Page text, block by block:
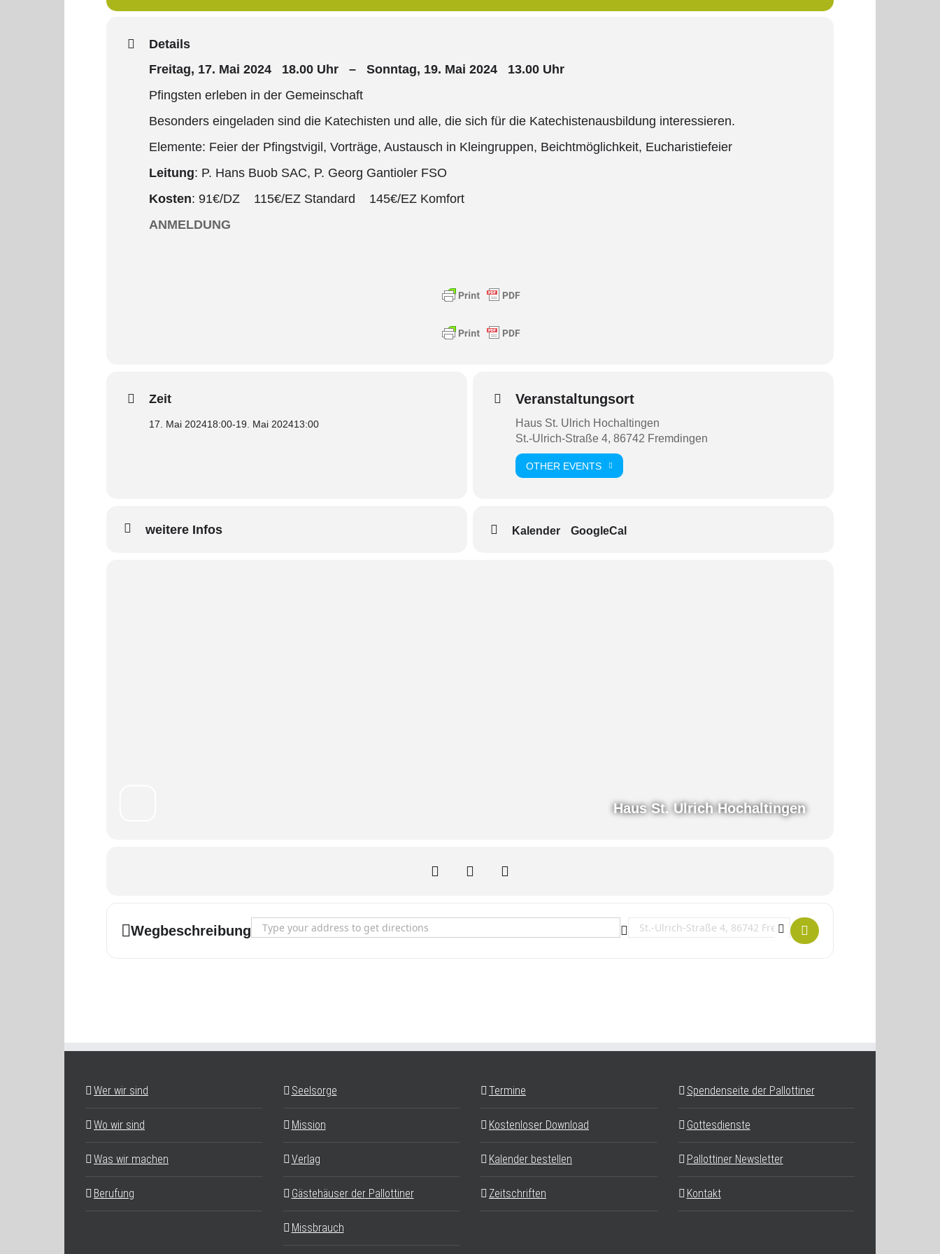
Details
Freitag, 17. Mai 2024 18.00 Uhr – Sonntag, 19. Mai 2024 13.00 Uhr
Pfingsten erleben in der Gemeinschaft
Besonders eingeladen sind die Katechisten und alle, die sich für die Katechistenausbildung interessieren.
Elemente: Feier der Pfingstvigil, Vorträge, Austausch in Kleingruppen, Beichtmöglichkeit, Eucharistiefeier
Leitung: P. Hans Buob SAC, P. Georg Gantioler FSO
Kosten: 91€/DZ 115€/EZ Standard 145€/EZ Komfort
ANMELDUNG
Zeit
17. Mai 202418:00-19. Mai 202413:00
Veranstaltungsort
Haus St. Ulrich Hochaltingen
St.-Ulrich-Straße 4, 86742 Fremdingen
OTHER EVENTS
weitere Infos Kalender GoogleCal
Haus St. Ulrich Hochaltingen
Wegbeschreibung Address - Begegnungstage für Katechisten und für neue Interessierte [] Destination Address - Begegnungstage für Katechisten und für neue
Wer wir sind
Wo wir sind
Was wir machen
Berufung
Seelsorge
Mission
Verlag
Gästehäuser der Pallottiner
Missbrauch
Termine
Kostenloser Download
Kalender bestellen
Zeitschriften
Spendenseite der Pallottiner
Gottesdienste
Pallottiner Newsletter
Kontakt